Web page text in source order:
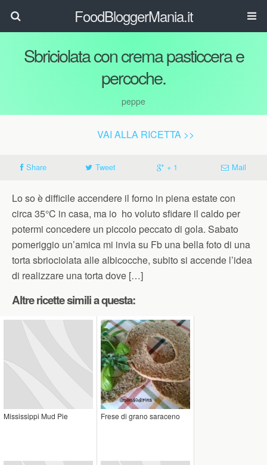
FoodBloggerMania.it
Sbriciolata con crema pasticcera e
percoche.
peppe
VAI ALLA RICETTA >>
Share Tweet + 1 Mail
Lo so è difficile accendere il forno in piena estate con
circa 35°C in casa, ma io ho voluto sfidare il caldo per
potermi concedere un piccolo peccato di gola. Sabato
pomeriggio un’amica mi invia su Fb una bella foto di una
torta sbriociolata alle albicocche, subito si accende l’idea
di realizzare una torta dove […]
Altre ricette simili a questa:
Mississippi Mud Pie Frese di grano saraceno